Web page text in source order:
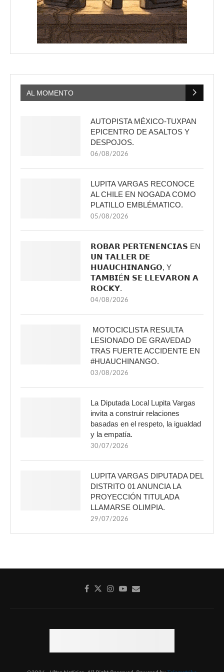
AL MOMENTO
AUTOPISTA MÉXICO-TUXPAN
EPICENTRO DE ASALTOS Y
DESPOJOS.
06/08/2026
LUPITA VARGAS RECONOCE
AL CHILE EN NOGADA COMO
PLATILLO EMBLÉMATICO.
05/08/2026
𝗥𝗢𝗕𝗔𝗥 𝗣𝗘𝗥𝗧𝗘𝗡𝗘𝗡𝗖𝗜𝗔𝗦 EN
𝗨𝗡 𝗧𝗔𝗟𝗟𝗘𝗥 𝗗𝗘
𝗛𝗨𝗔𝗨𝗖𝗛𝗜𝗡𝗔𝗡𝗚𝗢, Y
𝗧𝗔𝗠𝗕𝗜É𝗡 𝗦𝗘 𝗟𝗟𝗘𝗩𝗔𝗥𝗢𝗡 𝗔
𝗥𝗢𝗖𝗞𝗬.
04/08/2026
MOTOCICLISTA RESULTA
LESIONADO DE GRAVEDAD
TRAS FUERTE ACCIDENTE EN
#HUAUCHINANGO.
03/08/2026
La Diputada Local Lupita Vargas
invita a construir relaciones
basadas en el respeto, la igualdad
y la empatía.
30/07/2026
LUPITA VARGAS DIPUTADA DEL
DISTRITO 01 ANUNCIA LA
PROYECCIÓN TITULADA
LLAMARSE OLIMPIA.
29/07/2026